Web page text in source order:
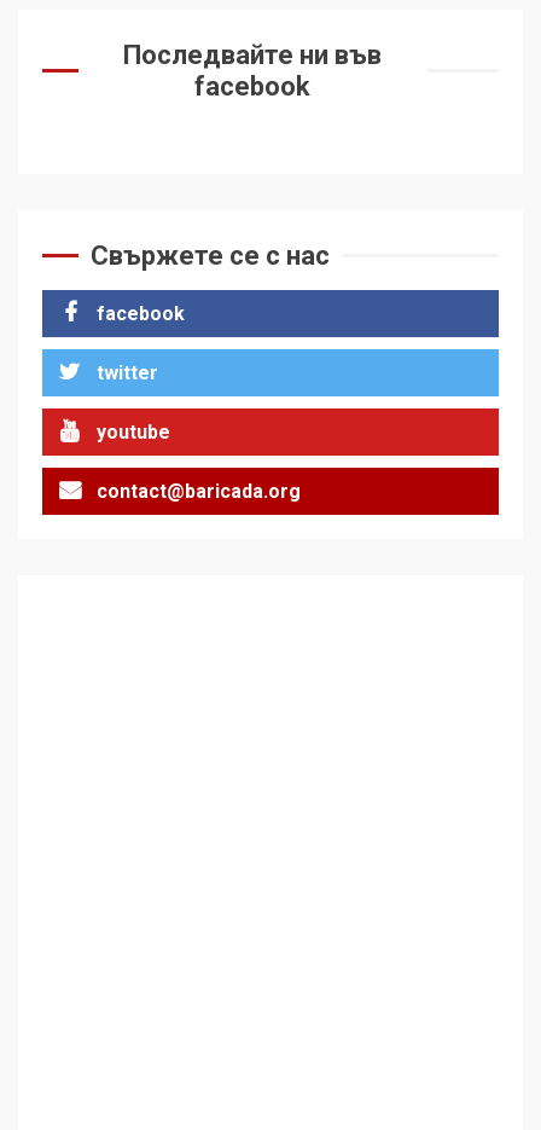
Последвайте ни във
facebook
Свържете се с нас
facebook
twitter
youtube
contact@baricada.org